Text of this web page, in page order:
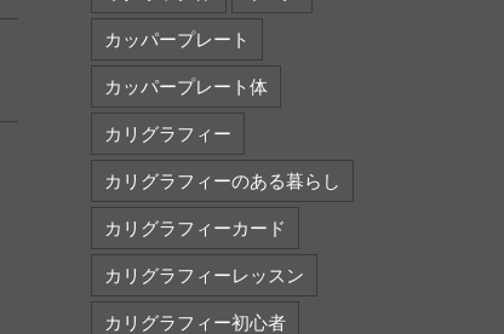
カッパープレート
カッパープレート体
カリグラフィー
カリグラフィーのある暮らし
カリグラフィーカード
カリグラフィーレッスン
カリグラフィー初心者